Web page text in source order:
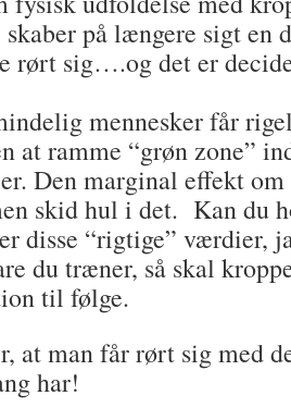
på længere sigt en
rørt sig….og det er
mennesker får
at ramme “grøn zone”
Den marginal effekt om
skid hul i det. Kan du
disse “rigtige” værdier,
du træner, så skal
til følge.
at man får rørt sig med
har!